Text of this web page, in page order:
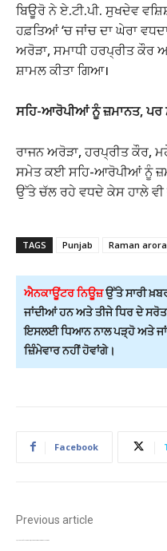
ਬਿਊਰੋ ਨੇ ਏ.ਟੀ.ਪੀ. ਸੁਖਦੇਵ
ਹਫ਼ਤਿਆਂ ‘ਚ ਜਾਂਚ ਦਾ ਘੇਰਾ
ਅਰੋੜਾ, ਸਮਾਧੀ ਹਰਪ੍ਰੀਤ ਕੌਰ
ਸ਼ਾਮਲ ਕੀਤਾ ਗਿਆ।
ਸਹਿ-ਆਰੋਪੀਆਂ ਨੂੰ ਜ਼ਮਾਨਤ, ਪਰ
ਰਾਜਨ ਅਰੋੜਾ, ਹਰਪ੍ਰੀਤ ਕੌਰ,
ਸਮੇਤ ਕਈ ਸਹਿ-ਆਰੋਪੀਆਂ ਨੂੰ
ਉੱਤੇ ਚੱਲ ਰਹੇ ਵਧਦੇ ਕੇਸ ਹਾਲੇ ਵੀ
TAGS Punjab Raman arora
ਐਨਕਾਊਂਟਰ ਨਿਊਜ਼ਉੱਤੇ ਸਾਰੀ
ਜਾਂਦੀਆਂ ਹਨ ਅਤੇ ਤੀਜੇ ਧਿਰ ਦੇ
ਇਸਲਈ ਧਿਆਨ ਨਾਲ ਪੜ੍ਹੋ ਅਤੇ
ਜ਼ਿੰਮੇਵਾਰ ਨਹੀਂ ਹੋਵਾਂਗੇ।
Facebook
Previous article